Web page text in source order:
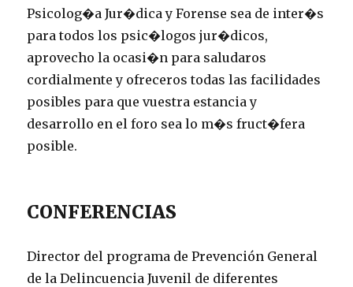
Psicolog�a Jur�dica y Forense sea de inter�s
para todos los psic�logos jur�dicos,
aprovecho la ocasi�n para saludaros
cordialmente y ofreceros todas las facilidades
posibles para que vuestra estancia y
desarrollo en el foro sea lo m�s fruct�fera
posible.
CONFERENCIAS
Director del programa de Prevención General
de la Delincuencia Juvenil de diferentes